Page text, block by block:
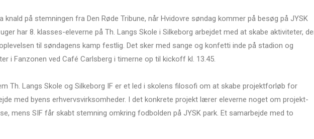
knald på stemningen fra Den Røde Tribune, når Hvidovre søndag kommer på besøg på JYSK
har 8. klasses-eleverne på Th. Langs Skole i Silkeborg arbejdet med at skabe aktiviteter,
til søndagens kamp festlig. Det sker med sange og konfetti inde på stadion og
i Fanzonen ved Café Carlsberg i timerne op til kickoff kl. 13.45.
Th. Langs Skole og Silkeborg IF er et led i skolens filosofi om at skabe projektforløb for
med byens erhvervsvirksomheder. I det konkrete projekt lærer eleverne noget om projekt-
mens SIF får skabt stemning omkring fodbolden på JYSK park. Et samarbejde med to